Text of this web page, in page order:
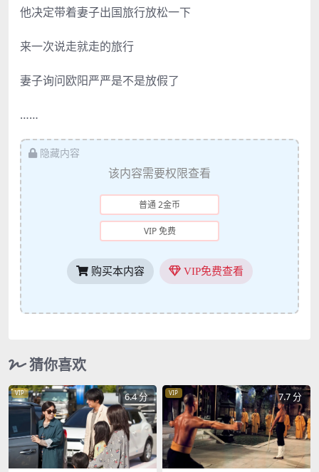
他决定带着妻子出国旅行放松一下
来一次说走就走的旅行
妻子询问欧阳严严是不是放假了
……
隐藏内容
该内容需要权限查看
普通 2金币
VIP 免费
购买本内容 VIP免费查看
猜你喜欢
VIP 6.4 分 VIP 7.7 分